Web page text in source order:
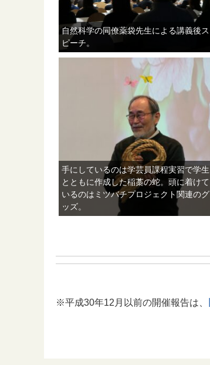
自然科学の同僚薬袋先生による講義後ス
ピーチ。
手にしているのは学芸員課程実習で学生
とともに作成した稲藁の蛇。頭に着けて
いるのはミツバチプロジェクト関連のグ
ッズ。
※平成30年12月以前の開催報告は、